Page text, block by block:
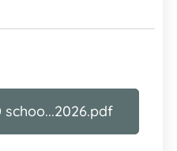
schoo...2026.pdf